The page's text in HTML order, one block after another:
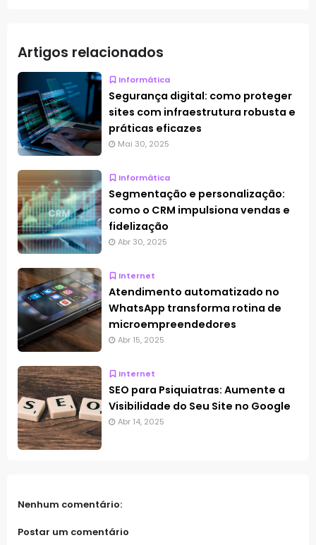
Artigos relacionados
Informática
Segurança digital: como proteger
sites com infraestrutura robusta e
práticas eficazes
Mai 30, 2025
Informática
Segmentação e personalização:
como o CRM impulsiona vendas e
fidelização
Abr 30, 2025
Internet
Atendimento automatizado no
WhatsApp transforma rotina de
microempreendedores
Abr 15, 2025
Internet
SEO para Psiquiatras: Aumente a
Visibilidade do Seu Site no Google
Abr 14, 2025
Nenhum comentário:
Postar um comentário